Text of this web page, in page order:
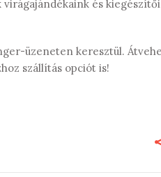
és
üzeneten keresztül.
szállítás opciót is!